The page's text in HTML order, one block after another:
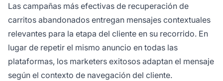
Las campañas más efectivas de recuperación de
carritos abandonados entregan mensajes contextuales
relevantes para la etapa del cliente en su recorrido. En
lugar de repetir el mismo anuncio en todas las
plataformas, los marketers exitosos adaptan el mensaje
según el contexto de navegación del cliente.